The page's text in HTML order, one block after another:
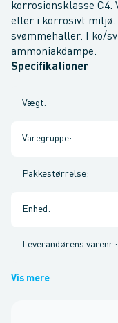
korrosionsklasse C4.
eller i korrosivt
svømmehaller. I ko/
ammoniakdampe.
Specifikationer
Vægt:
Varegruppe:
Pakkestørrelse:
Enhed :
Leverandørens varenr. :
Vis mere